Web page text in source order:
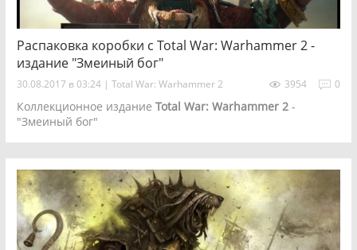
Распаковка коробки с Total War: Warhammer 2 -
издание "Змеиный бог"
30.08.2017 в 03:24 | Total War: Warhammer 2 0
3954
Коллекционное издание Total War: Warhammer 2-
"Змеиный бог"